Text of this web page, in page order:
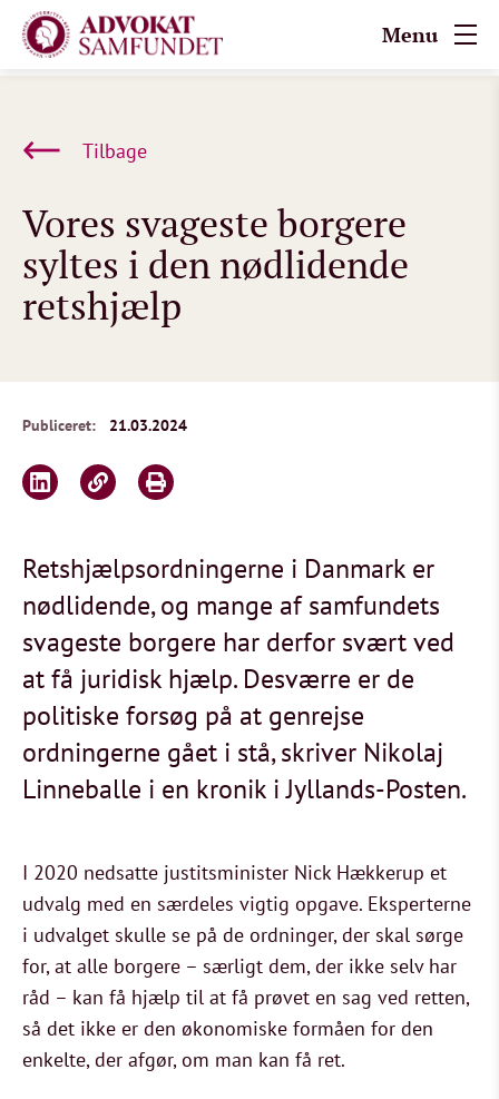
Menu
Tilbage
Vores svageste borgere
syltes i den nødlidende
retshjælp
Publiceret: 21.03.2024
Retshjælpsordningerne i Danmark er
nødlidende, og mange af samfundets
svageste borgere har derfor svært ved
at få juridisk hjælp. Desværre er de
politiske forsøg på at genrejse
ordningerne gået i stå, skriver Nikolaj
Linneballe i en kronik i Jyllands-Posten.
I 2020 nedsatte justitsminister Nick Hækkerup et
udvalg med en særdeles vigtig opgave. Eksperterne
i udvalget skulle se på de ordninger, der skal sørge
for, at alle borgere – særligt dem, der ikke selv har
råd – kan få hjælp til at få prøvet en sag ved retten,
så det ikke er den økonomiske formåen for den
enkelte, der afgør, om man kan få ret.